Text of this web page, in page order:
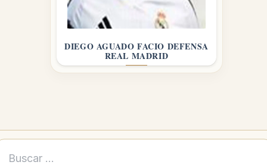
DIEGO AGUADO FACIO DEFENSA
REAL MADRID